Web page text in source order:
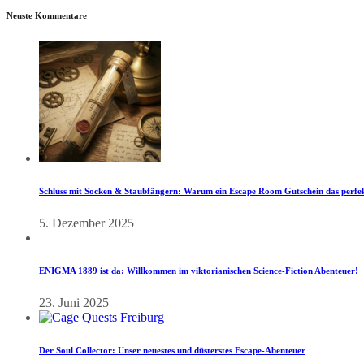
Neuste Kommentare
Schluss mit Socken & Staubfängern: Warum ein Escape Room Gutschein das
5. Dezember 2025
ENIGMA 1889 ist da: Willkommen im viktorianischen Science-Fiction Abenteuer!
23. Juni 2025
Der Soul Collector: Unser neuestes und düsterstes Escape-Abenteuer